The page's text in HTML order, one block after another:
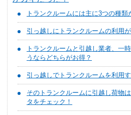
トランクルームには主に3つの種類
引っ越しにトランクルームの利用
トランクルームと引越し業者、一
うならどちらがお得？
引っ越しでトランクルームを利用
そのトランクルームに引越し荷物
タをチェック！